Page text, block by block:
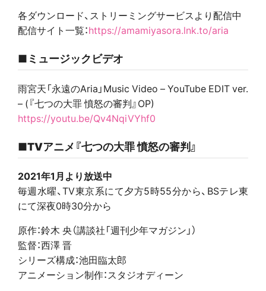
各ダウンロード、ストリーミングサービスより配信中
配信サイト一覧：https://amamiyasora.lnk.to/aria
■ミュージックビデオ
雨宮天「永遠のAria」Music Video – YouTube EDIT ver.
– (『七つの大罪 憤怒の審判』OP)
https://youtu.be/Qv4NqiVYhf0
■TVアニメ『七つの大罪 憤怒の審判』
2021年1月より放送中
毎週水曜、TV東京系にて夕方5時55分から、BSテレ東
にて深夜0時30分から
原作：鈴木 央（講談社「週刊少年マガジン」）
監督：西澤 晋
シリーズ構成：池田臨太郎
アニメーション制作：スタジオディーン